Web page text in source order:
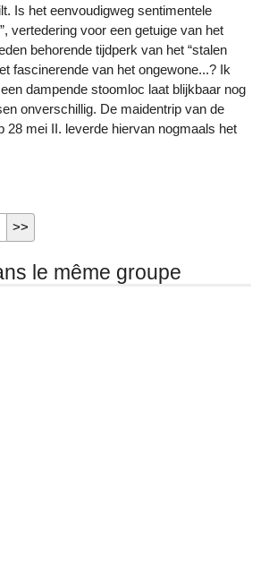
Is het eenvoudigweg sentimentele
vertedering voor een getuige van het
behorende tijdperk van het “stalen
fascinerende van het ongewone...? Ik
dampende stoomloc laat blijkbaar nog
onverschillig. De maidentrip van de
28 mei II. leverde hiervan nogmaals het
le même groupe